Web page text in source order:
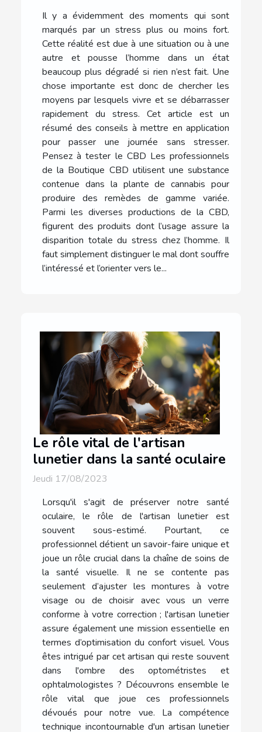
Il y a évidemment des moments qui sont
marqués par un stress plus ou moins fort.
Cette réalité est due à une situation ou à une
autre et pousse l’homme dans un état
beaucoup plus dégradé si rien n’est fait. Une
chose importante est donc de chercher les
moyens par lesquels vivre et se débarrasser
rapidement du stress. Cet article est un
résumé des conseils à mettre en application
pour passer une journée sans stresser.
Pensez à tester le CBD Les professionnels
de la Boutique CBD utilisent une substance
contenue dans la plante de cannabis pour
produire des remèdes de gamme variée.
Parmi les diverses productions de la CBD,
figurent des produits dont l’usage assure la
disparition totale du stress chez l’homme. Il
faut simplement distinguer le mal dont souffre
l’intéressé et l’orienter vers le...
Le rôle vital de l'artisan
lunetier dans la santé oculaire
Jeudi 17/08/2023
Lorsqu'il s'agit de préserver notre santé
oculaire, le rôle de l'artisan lunetier est
souvent sous-estimé. Pourtant, ce
professionnel détient un savoir-faire unique et
joue un rôle crucial dans la chaîne de soins de
la santé visuelle. Il ne se contente pas
seulement d’ajuster les montures à votre
visage ou de choisir avec vous un verre
conforme à votre correction ; l'artisan lunetier
assure également une mission essentielle en
termes d’optimisation du confort visuel. Vous
êtes intrigué par cet artisan qui reste souvent
dans l'ombre des optométristes et
ophtalmologistes ? Découvrons ensemble le
rôle vital que joue ces professionnels
dévoués pour notre vue. La compétence
technique incontournable d'un artisan lunetier